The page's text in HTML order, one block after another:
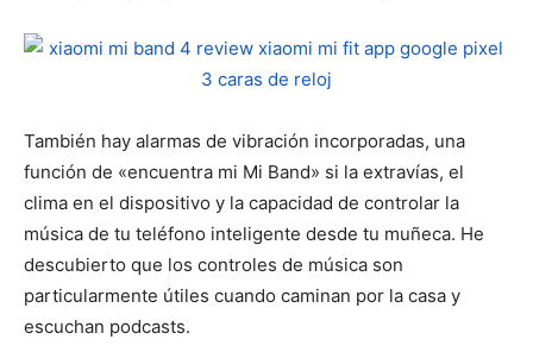
También hay alarmas de vibración incorporadas, una
función de «encuentra mi Mi Band» si la extravías, el
clima en el dispositivo y la capacidad de controlar la
música de tu teléfono inteligente desde tu muñeca. He
descubierto que los controles de música son
particularmente útiles cuando caminan por la casa y
escuchan podcasts.